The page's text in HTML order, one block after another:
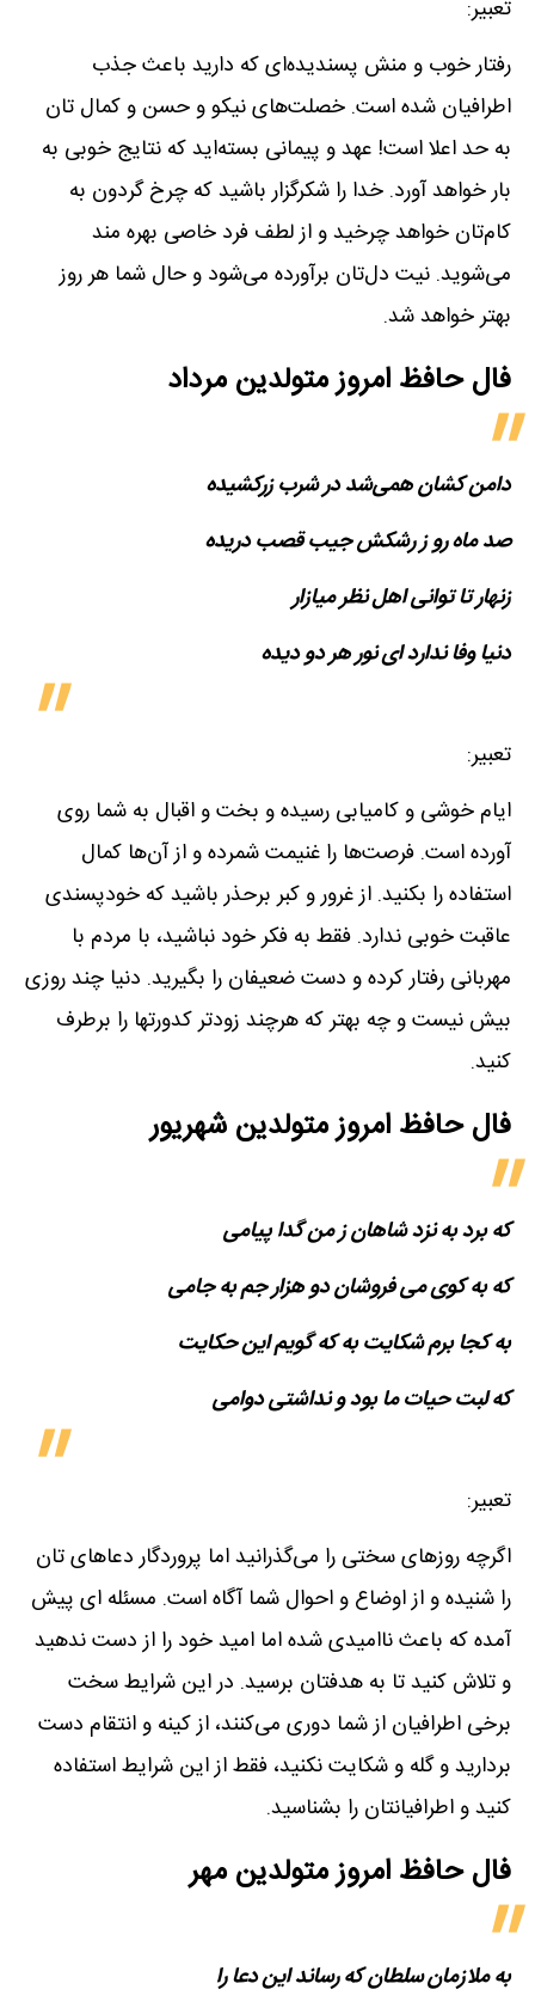
تعبیر:
رفتار خوب و منش پسندیده‌ای که دارید باعث جذب
اطرافیان شده است. خصلت‌های نیکو و حسن و کمال تان
به حد اعلا است! عهد و پیمانی بسته‌اید که نتایج خوبی به
بار خواهد آورد. خدا را شکرگزار باشید که چرخ گردون به
کام‌تان خواهد چرخید و از لطف فرد خاصی بهره مند
می‌شوید. نیت دل‌تان برآورده می‌شود و حال شما هر روز
بهتر خواهد شد.
فال حافظ امروز متولدین‌ مرداد
دامن کشان همی‌شد در شرب زرکشیده
صد ماه رو ز رشکش جیب قصب دریده
زنهار تا توانی اهل نظر میازار
دنیا وفا ندارد ای نور هر دو دیده
تعبیر:
ایام خوشی و کامیابی رسیده و بخت و اقبال به شما روی
آورده است. فرصت‌ها را غنیمت شمرده و از آن‌ها کمال
استفاده را بکنید. از غرور و کبر برحذر باشید که خودپسندی
عاقبت خوبی ندارد. فقط به فکر خود نباشید، با مردم با
مهربانی رفتار کرده و دست ضعیفان را بگیرید. دنیا چند روزی
بیش نیست و چه بهتر که هرچند زودتر کدورتها را برطرف
کنید.
فال حافظ امروز متولدین‌ شهریور
که برد به نزد شاهان ز من گدا پیامی
که به کوی می فروشان دو هزار جم به جامی
به کجا برم شکایت به که گویم این حکایت
که لبت حیات ما بود و نداشتی دوامی
تعبیر:
اگرچه روزهای سختی را می‌گذرانید اما پروردگار دعاهای تان
را شنیده و از اوضاع و احوال شما آگاه است. مسئله ای پیش
آمده که باعث ناامیدی شده اما امید خود را از دست ندهید
و تلاش کنید تا به هدفتان برسید. در این شرایط سخت
برخی اطرافیان از شما دوری می‌کنند، از کینه و انتقام دست
بردارید و گله و شکایت نکنید، فقط از این شرایط استفاده
کنید و اطرافیانتان را بشناسید.
فال حافظ امروز متولدین‌ مهر
به ملازمان سلطان که رساند این دعا را